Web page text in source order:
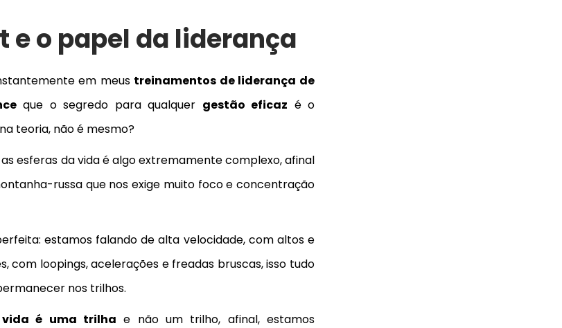
e o papel da liderança
em meus treinamentos de liderança de
que o segredo para qualquer gestão eficaz é o
teoria, não é mesmo?
esferas da vida é algo extremamente complexo, afinal
russa que nos exige muito foco e concentração
estamos falando de alta velocidade, com altos e
com loopings, acelerações e freadas bruscas, isso tudo
nos trilhos.
vida é uma trilha e não um trilho, afinal, estamos